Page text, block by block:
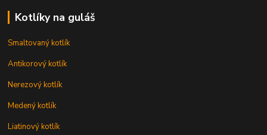
Kotlíky na guláš
Smaltovaný kotlík
Antikorový kotlík
Nerezový kotlík
Medený kotlík
Liatinový kotlík